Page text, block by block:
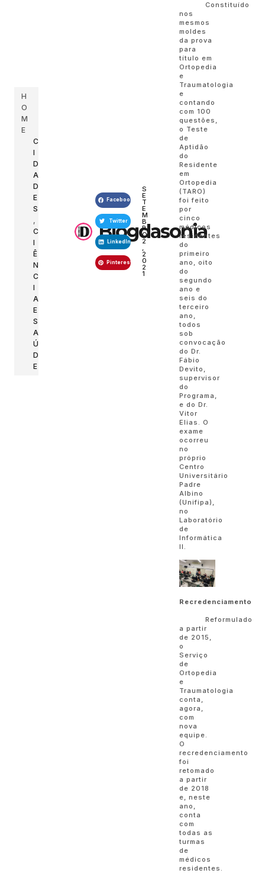
H
O
M
E
C
I
D
A
D
E
S
,
C
I
Ê
N
C
I
A
E
S
A
Ú
D
E
Blogdasonia
Facebook
Twitter
LinkedIn
Pinterest
S
E
T
E
M
B
R
O
2
2
0
2
1
Constituído
nos
mesmos
moldes
da prova
para
título em
Ortopedia
e
Traumatologia
e
contando
com 100
questões,
o Teste
de
Aptidão
do
Residente
em
Ortopedia
(TARO)
foi feito
por
cinco
médicos
residentes
do
primeiro
ano, oito
do
segundo
ano e
seis do
terceiro
ano,
todos
sob
convocação
do Dr.
Fábio
Devito,
supervisor
do
Programa,
e do Dr.
Vitor
Elias. O
exame
ocorreu
no
próprio
Centro
Universitário
Padre
Albino
(Unifipa),
no
Laboratório
de
Informática
II.
Recredenciamento
Reformulado
a partir
de 2015,
o
Serviço
de
Ortopedia
e
Traumatologia
conta,
agora,
com
nova
equipe.
O
recredenciamento
foi
retomado
a partir
de 2018
e, neste
ano,
conta
com
todas as
turmas
de
médicos
residentes.